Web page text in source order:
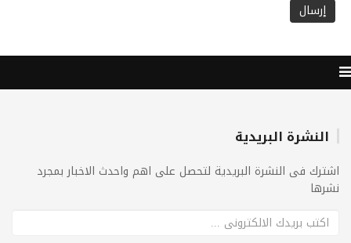
النشرة البريدية
اشترك فى النشرة البريدية لتحصل على اهم واحدث الاخبار بمجرد
نشرها